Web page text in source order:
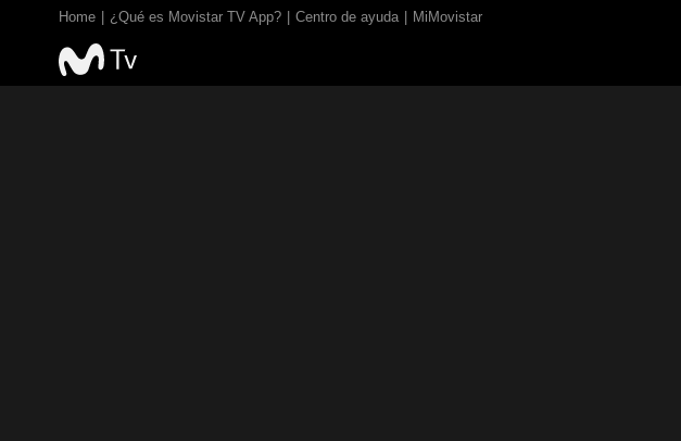
Home ¿Qué es Movistar TV App? Centro de ayuda MiMovistar